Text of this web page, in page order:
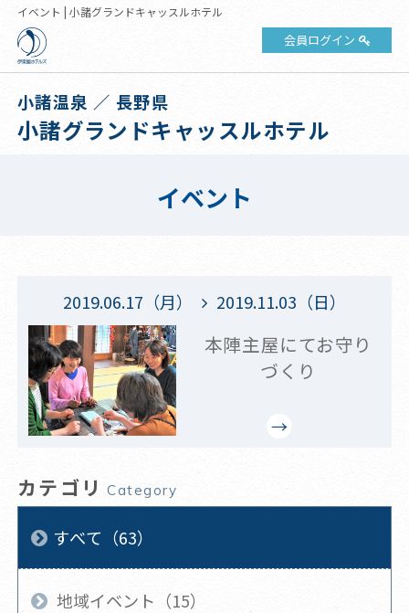
イベント | 小諸グランドキャッスルホテル
会員ログイン
小諸温泉 ／ 長野県
小諸グランドキャッスルホテル
イベント
2019.06.17（月） 2019.11.03（日）
本陣主屋にてお守り
づくり
カテゴリ Category
すべて（63）
地域イベント（15）